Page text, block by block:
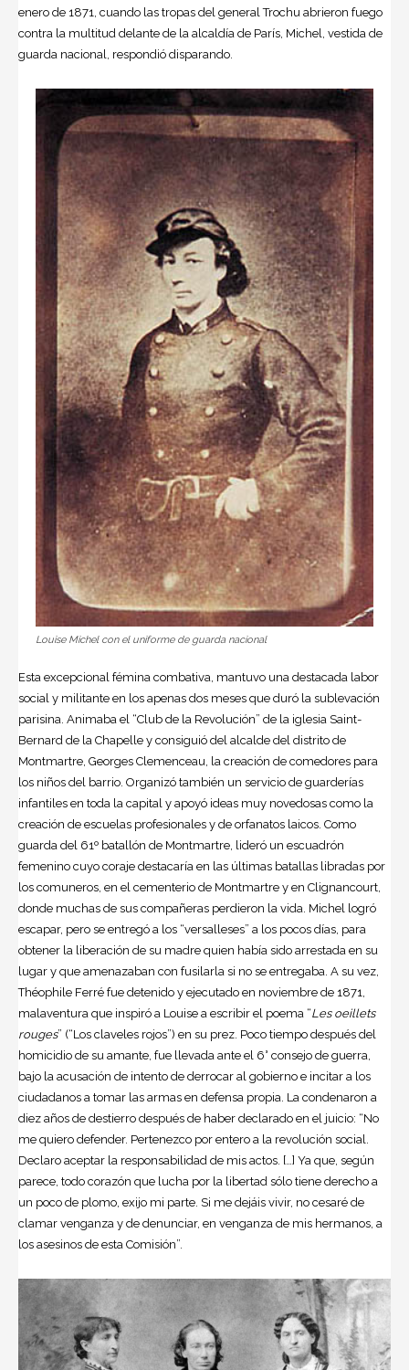
enero de 1871, cuando las tropas del general Trochu abrieron fuego
contra la multitud delante de la alcaldía de París, Michel, vestida de
guarda nacional, respondió disparando.
Louise Michel con el uniforme de guarda nacional
Esta excepcional fémina combativa, mantuvo una destacada labor
social y militante en los apenas dos meses que duró la sublevación
parisina. Animaba el “Club de la Revolución” de la iglesia Saint-
Bernard de la Chapelle y consiguió del alcalde del distrito de
Montmartre, Georges Clemenceau, la creación de comedores para
los niños del barrio. Organizó también un servicio de guarderías
infantiles en toda la capital y apoyó ideas muy novedosas como la
creación de escuelas profesionales y de orfanatos laicos. Como
guarda del 61º batallón de Montmartre, lideró un escuadrón
femenino cuyo coraje destacaría en las últimas batallas libradas por
los comuneros, en el cementerio de Montmartre y en Clignancourt,
donde muchas de sus compañeras perdieron la vida. Michel logró
escapar, pero se entregó a los “versalleses” a los pocos días, para
obtener la liberación de su madre quien había sido arrestada en su
lugar y que amenazaban con fusilarla si no se entregaba. A su vez,
Théophile Ferré fue detenido y ejecutado en noviembre de 1871,
malaventura que inspiró a Louise a escribir el poema “Les oeillets
rouges” (“Los claveles rojos”) en su prez. Poco tiempo después del
homicidio de su amante, fue llevada ante el 6° consejo de guerra​,
bajo la acusación de intento de derrocar al gobierno e incitar a los
ciudadanos a tomar las armas en defensa propia. La condenaron a
diez años de destierro después de haber declarado en el juicio: “No
me quiero defender. Pertenezco por entero a la revolución social.
Declaro aceptar la responsabilidad de mis actos. […] Ya que, según
parece, todo corazón que lucha por la libertad sólo tiene derecho a
un poco de plomo, exijo mi parte. Si me dejáis vivir, no cesaré de
clamar venganza y de denunciar, en venganza de mis hermanos, a
los asesinos de esta Comisión”.